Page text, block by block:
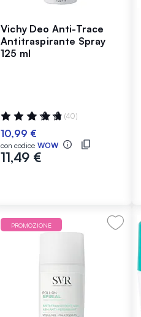
Vichy Deo Anti-Trace
Antitraspirante Spray
125 ml
Valutazione:
98%
(40)
10,99 €
con codice WOW
11,49 €
PROMOZIONE